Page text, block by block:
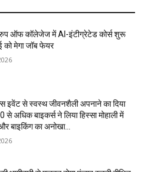
ऑफ कॉलेजेज में AI-इंटीग्रेटेड कोर्स शुरू
को मेगा जॉब फेयर
इवेंट से स्वस्थ जीवनशैली अपनाने का दिया
अधिक बाइकर्स ने लिया हिस्सा मोहाली में
बाइकिंग का अनोखा...